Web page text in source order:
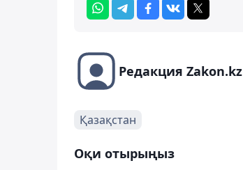
Редакция Zakon.kz
Қазақстан
Оқи отырыңыз